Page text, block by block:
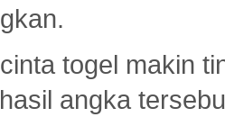
togel makin
angka